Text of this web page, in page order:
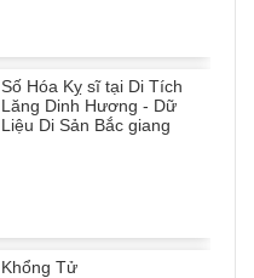
Số Hóa Kỵ sĩ tại Di Tích
Lăng Dinh Hương - Dữ
Liệu Di Sản Bắc giang
Khổng Tử